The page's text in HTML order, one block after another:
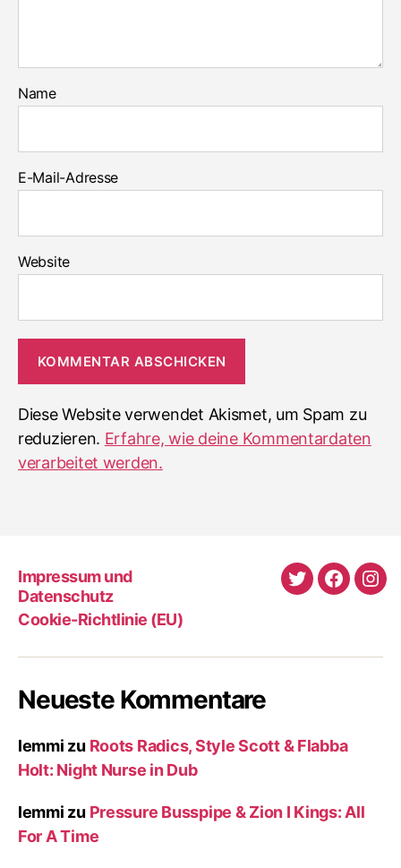
Name
E-Mail-Adresse
Website
Diese Website verwendet Akismet, um Spam zu
reduzieren. Erfahre, wie deine Kommentardaten
verarbeitet werden.
Impressum und
Datenschutz
Cookie-Richtlinie (EU)
Twitter
Neueste Kommentare
lemmi zu Roots Radics, Style Scott & Flabba
Holt: Night Nurse in Dub
lemmi zu Pressure Busspipe & Zion I Kings: All
For A Time